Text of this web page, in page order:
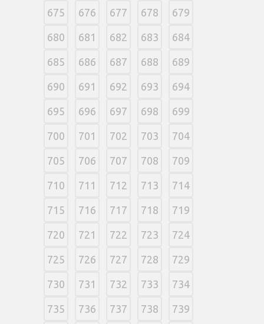
675 676 677 678 679
680 681 682 683 684
685 686 687 688 689
690 691 692 693 694
695 696 697 698 699
700 701 702 703 704
705 706 707 708 709
710 711 712 713 714
715 716 717 718 719
720 721 722 723 724
725 726 727 728 729
730 731 732 733 734
735 736 737 738 739